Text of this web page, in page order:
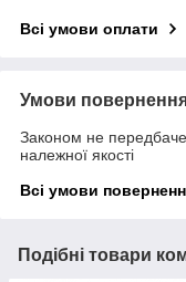
Всі умови оплати
Умови
Законом не
належної якості
Всі умови
Подібні товари